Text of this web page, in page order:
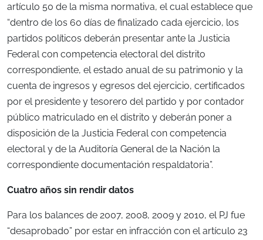
artículo 50 de la misma normativa, el cual establece que
“dentro de los 60 días de finalizado cada ejercicio, los
partidos políticos deberán presentar ante la Justicia
Federal con competencia electoral del distrito
correspondiente, el estado anual de su patrimonio y la
cuenta de ingresos y egresos del ejercicio, certificados
por el presidente y tesorero del partido y por contador
público matriculado en el distrito y deberán poner a
disposición de la Justicia Federal con competencia
electoral y de la Auditoría General de la Nación la
correspondiente documentación respaldatoria”.
Cuatro años sin rendir datos
Para los balances de 2007, 2008, 2009 y 2010, el PJ fue
“desaprobado” por estar en infracción con el artículo 23